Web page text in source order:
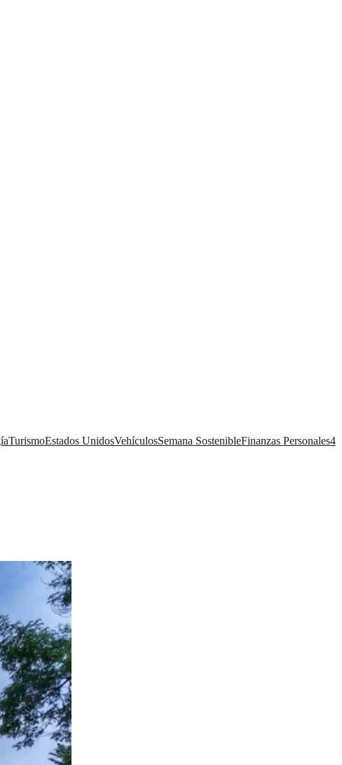
TurismoEstados UnidosVehículosSemana SostenibleFinanzas Personales4